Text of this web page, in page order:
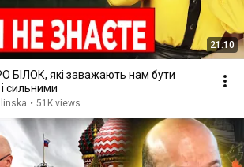
21:10
БІЛОК, які заважають нам бути
сильними
• 51K views